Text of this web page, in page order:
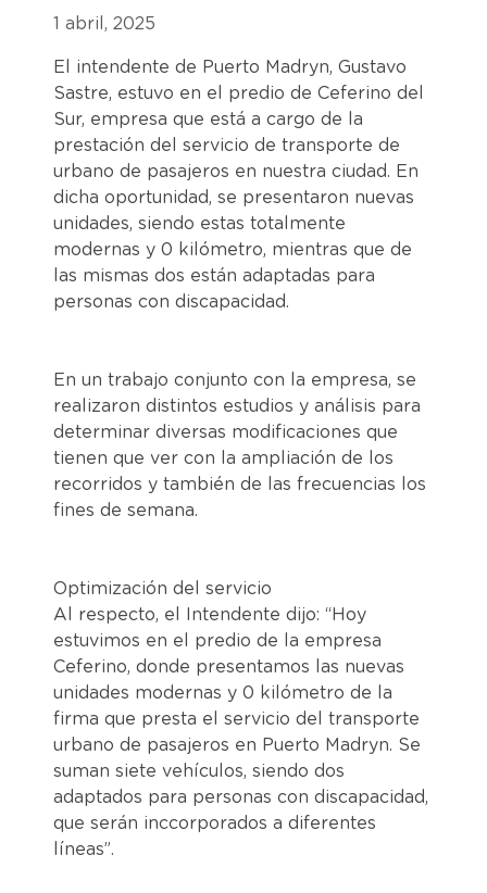
1 abril, 2025
El intendente de Puerto Madryn, Gustavo
Sastre, estuvo en el predio de Ceferino del
Sur, empresa que está a cargo de la
prestación del servicio de transporte de
urbano de pasajeros en nuestra ciudad. En
dicha oportunidad, se presentaron nuevas
unidades, siendo estas totalmente
modernas y 0 kilómetro, mientras que de
las mismas dos están adaptadas para
personas con discapacidad.
En un trabajo conjunto con la empresa, se
realizaron distintos estudios y análisis para
determinar diversas modificaciones que
tienen que ver con la ampliación de los
recorridos y también de las frecuencias los
fines de semana.
Optimización del servicio
Al respecto, el Intendente dijo: “Hoy
estuvimos en el predio de la empresa
Ceferino, donde presentamos las nuevas
unidades modernas y 0 kilómetro de la
firma que presta el servicio del transporte
urbano de pasajeros en Puerto Madryn. Se
suman siete vehículos, siendo dos
adaptados para personas con discapacidad,
que serán inccorporados a diferentes
líneas”.